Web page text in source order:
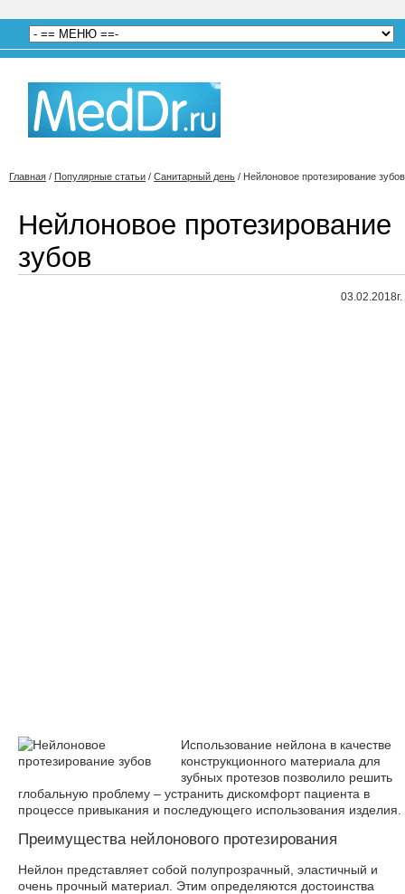
Главная / Популярные статьи / Санитарный день / Нейлоновое протезирование зубов
Нейлоновое протезирование
зубов
03.02.2018г.
Использование нейлона в качестве
конструкционного материала для
зубных протезов позволило решить
глобальную проблему – устранить дискомфорт пациента в
процессе привыкания и последующего использования изделия.
Преимущества нейлонового протезирования
Нейлон представляет собой полупрозрачный, эластичный и
очень прочный материал. Этим определяются достоинства